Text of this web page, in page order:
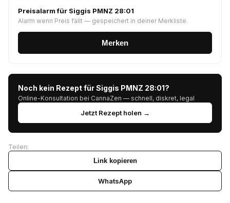
Preisalarm für Siggis PMNZ 28:01
Alarm wenn Preis fällt — gespeichert in deiner Merkliste.
Merken
Noch kein Rezept für Siggis PMNZ 28:01?
Online-Konsultation bei CannaZen — schnell, diskret, legal
Jetzt Rezept holen →
Teilen:
Link kopieren
WhatsApp